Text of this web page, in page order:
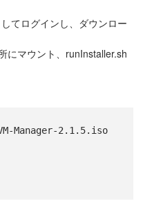
てログインし、ダウンロー
にマウント、runInstaller.sh
Manager-2.1.5.iso